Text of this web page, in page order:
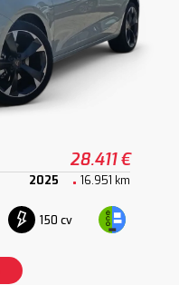
28.411 €
2025 16.951 km
150 cv